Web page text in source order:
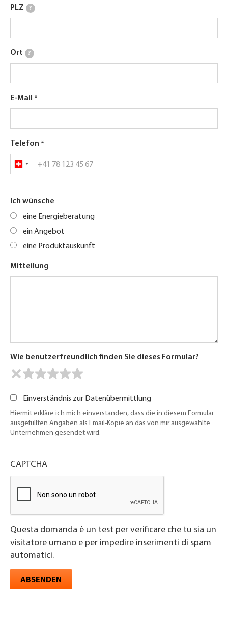
PLZ ?
Ort ?
E-Mail
Telefon
Ich wünsche
eine Energieberatung
ein Angebot
eine Produktauskunft
Mitteilung
Wie benutzerfreundlich finden Sie dieses Formular?
Einverständnis zur Datenübermittlung
Hiermit erkläre ich mich einverstanden, dass die in diesem Formular
ausgefüllten Angaben als Email-Kopie an das von mir ausgewählte
Unternehmen gesendet wird.
CAPTCHA
Questa domanda è un test per verificare che tu sia un
visitatore umano e per impedire inserimenti di spam
automatici.
ABSENDEN